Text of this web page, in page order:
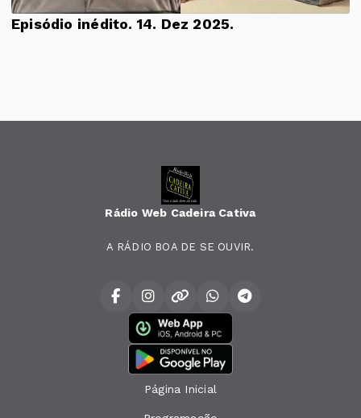
Episódio inédito. 14. Dez 2025.
Rádio Web Cadeira Cativa
A RÁDIO BOA DE SE OUVIR.
Página Inicial